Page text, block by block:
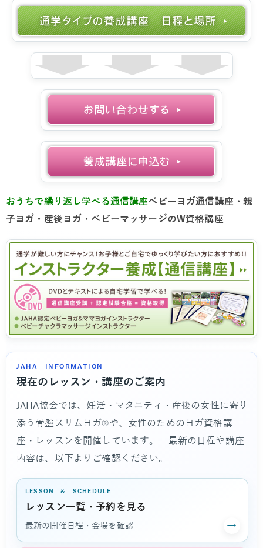
おうちで繰り返し学べる通信講座ベビーヨガ通信講座・親
子ヨガ・産後ヨガ・ベビーマッサージのW資格講座
JAHA INFORMATION
現在のレッスン・講座のご案内
JAHA協会では、妊活・マタニティ・産後の女性に寄り
添う骨盤スリムヨガ®や、女性のためのヨガ資格講
座・レッスンを開催しています。 最新の日程や講座
内容は、以下よりご確認ください。
LESSON & SCHEDULE
レッスン一覧・予約を見る
最新の開催日程・会場を確認 →